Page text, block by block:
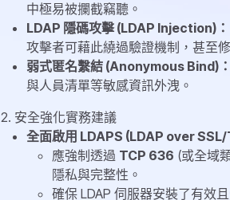
中極易被攔截竊聽。
LDAP 隱碼攻擊 (LDAP Injection)：
攻擊者可藉此繞過驗證機制，甚至
弱式匿名繫結 (Anonymous Bind)：
與人員清單等敏感資訊外洩。
2. 安全強化實務建議
全面啟用 LDAPS (LDAP over SSL/
應強制透過 TCP 636 (或全域
隱私與完整性。
確保 LDAP 伺服器安裝了有效